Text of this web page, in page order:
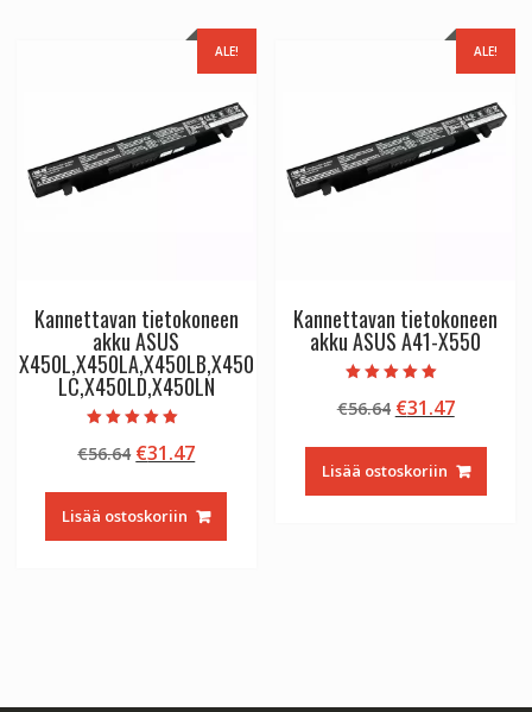
ALE!
Kannettavan tietokoneen
akku ASUS
X450L,X450LA,X450LB,X450
LC,X450LD,X450LN
tuotteesta:
5.00
€56.64 Alkuperäinen
oli:
€56.64.
€31.47Nykyinen
on:
€31.47.
Lisää ostoskoriin
ALE!
Kannettavan tietokoneen
akku ASUS A41-X550
tuotteesta:
5.00
€56.64 Alkuperäinen
oli:
€56.64.
€31.47
on:
€31.47.
Lisää ostoskoriin